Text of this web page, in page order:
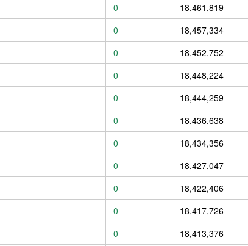
0 18,461,819
0 18,457,334
0 18,452,752
0 18,448,224
0 18,444,259
0 18,436,638
0 18,434,356
0 18,427,047
0 18,422,406
0 18,417,726
0 18,413,376